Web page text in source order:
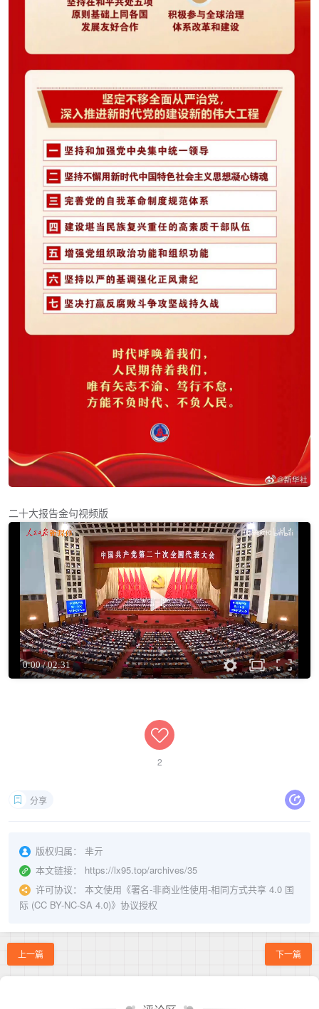
二十大报告金句视频版
2
分享
版权归属：
芈亓
本文链接：
https://lx95.top/archives/35
许可协议：
本文使用《署名-非商业性使用-相同方式共享 4.0 国
际 (CC BY-NC-SA 4.0)》协议授权
上一篇 下一篇